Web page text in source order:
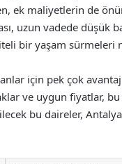
ek maliyetlerin de
uzun vadede düşük
bir yaşam
için pek çok
ve uygun fiyatlar,
bu daireler,